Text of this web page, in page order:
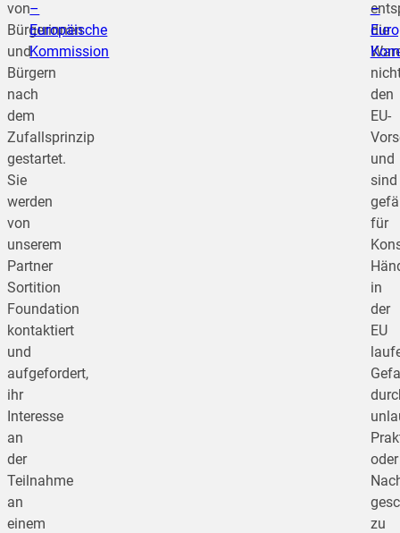
von
Bürgerinnen
und
Bürgern
nach
dem
Zufallsprinzip
gestartet.
Sie
werden
von
unserem
Partner
Sortition
Foundation
kontaktiert
und
aufgefordert,
ihr
Interesse
an
der
Teilnahme
an
einem
–
Europäische
Kommission
die
den
EU-
und
sind
für
in
der
EU
oder
zu
–